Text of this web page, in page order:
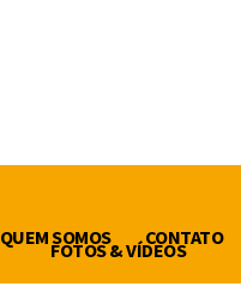
FOTOS & VÍDEOS
QUEM SOMOS CONTATO